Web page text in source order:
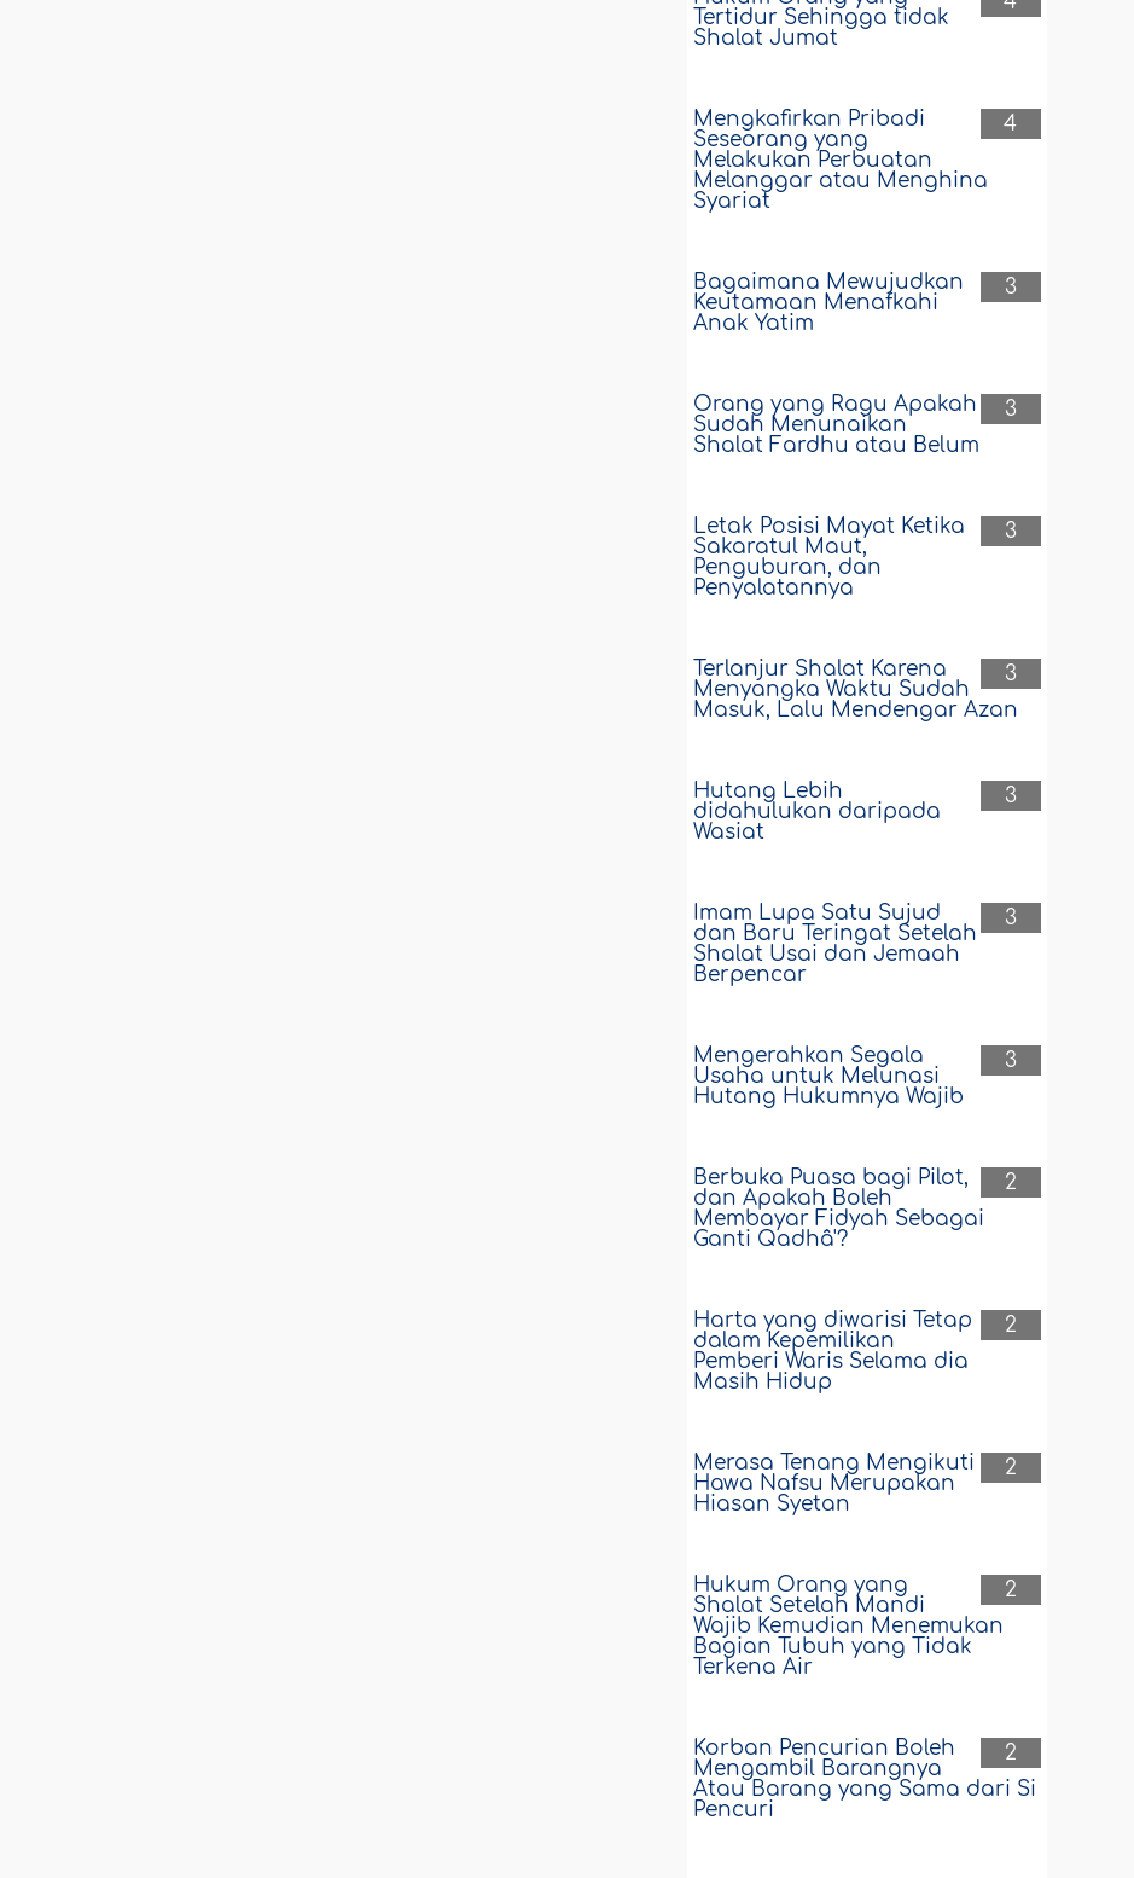
Tertidur Sehingga tidak
Shalat Jumat
4
Mengkafirkan Pribadi
Seseorang yang
Melakukan Perbuatan
Melanggar atau Menghina
Syariat
3
Bagaimana Mewujudkan
Keutamaan Menafkahi
Anak Yatim
3
Orang yang Ragu Apakah
Sudah Menunaikan
Shalat Fardhu atau Belum
3
Letak Posisi Mayat Ketika
Sakaratul Maut,
Penguburan, dan
Penyalatannya
3
Terlanjur Shalat Karena
Menyangka Waktu Sudah
Masuk, Lalu Mendengar Azan
3
Hutang Lebih
didahulukan daripada
Wasiat
3
Imam Lupa Satu Sujud
dan Baru Teringat Setelah
Shalat Usai dan Jemaah
Berpencar
3
Mengerahkan Segala
Usaha untuk Melunasi
Hutang Hukumnya Wajib
2
Berbuka Puasa bagi Pilot,
dan Apakah Boleh
Membayar Fidyah Sebagai
Ganti Qadhâ'?
2
Harta yang diwarisi Tetap
dalam Kepemilikan
Pemberi Waris Selama dia
Masih Hidup
2
Merasa Tenang Mengikuti
Hawa Nafsu Merupakan
Hiasan Syetan
2
Hukum Orang yang
Shalat Setelah Mandi
Wajib Kemudian Menemukan
Bagian Tubuh yang Tidak
Terkena Air
2
Korban Pencurian Boleh
Mengambil Barangnya
Atau Barang yang Sama dari Si
Pencuri